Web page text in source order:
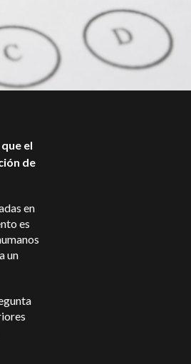
el
de
en
es
un